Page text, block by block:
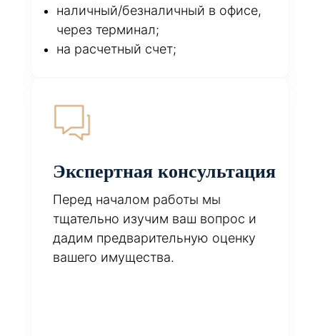
наличный/безналичный в офисе,
через терминал;
на расчетный счет;
Экспертная консультация
Перед началом работы мы
тщательно изучим ваш вопрос и
дадим предварительную оценку
вашего имущества.